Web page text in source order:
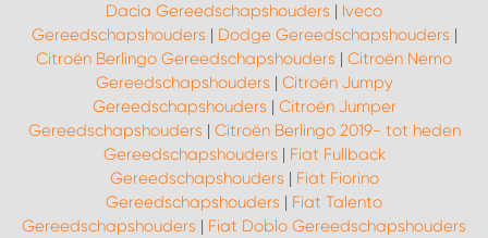
Dacia Gereedschapshouders | Iveco
Gereedschapshouders | Dodge Gereedschapshouders |
Citroën Berlingo Gereedschapshouders | Citroën Nemo
Gereedschapshouders | Citroën Jumpy
Gereedschapshouders | Citroën Jumper
Gereedschapshouders | Citroën Berlingo 2019- tot heden
Gereedschapshouders | Fiat Fullback
Gereedschapshouders | Fiat Fiorino
Gereedschapshouders | Fiat Talento
Gereedschapshouders | Fiat Doblo Gereedschapshouders